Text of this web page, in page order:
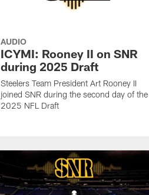
AUDIO
ICYMI: Rooney II on SNR
during 2025 Draft
Steelers Team President Art Rooney II
joined SNR during the second day of the
2025 NFL Draft